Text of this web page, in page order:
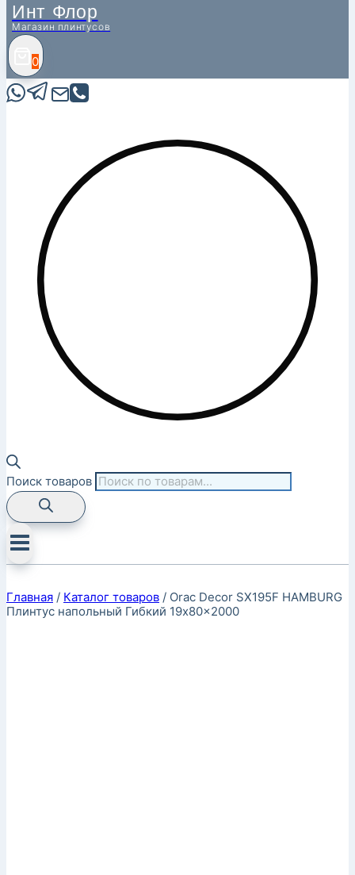
Инт Флор
Магазин плинтусов
0
Поиск товаров
Главная / Каталог товаров / Orac Decor SX195F HAMBURG
Плинтус напольный Гибкий 19x80x2000